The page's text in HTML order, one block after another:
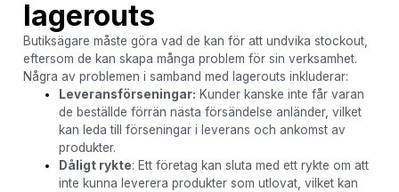
lagerouts
Butiksägare måste göra vad de kan för att undvika stockout,
eftersom de kan skapa många problem för sin verksamhet.
Några av problemen i samband med lagerouts inkluderar:
Leveransförseningar: Kunder kanske inte får varan
de beställde förrän nästa försändelse anländer, vilket
kan leda till förseningar i leverans och ankomst av
produkter.
Dåligt rykte: Ett företag kan sluta med ett rykte om att
inte kunna leverera produkter som utlovat, vilket kan